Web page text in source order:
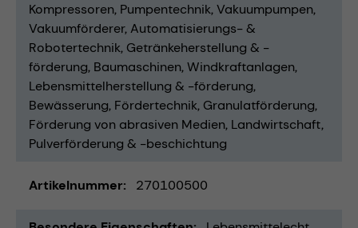
Kompressoren Pumpentechnik Vakuumpumpen
Vakuumförderer Automatisierungs- &
Robotertechnik Getränkeherstellung & -
förderung Baumaschinen Windkraftanlagen
Lebensmittelherstellung & -förderung
Bewässerung Fördertechnik Granulatförderung
Förderung von abrasiven Medien Landwirtschaft
Pulverförderung & -beschichtung
Artikelnummer 270100500